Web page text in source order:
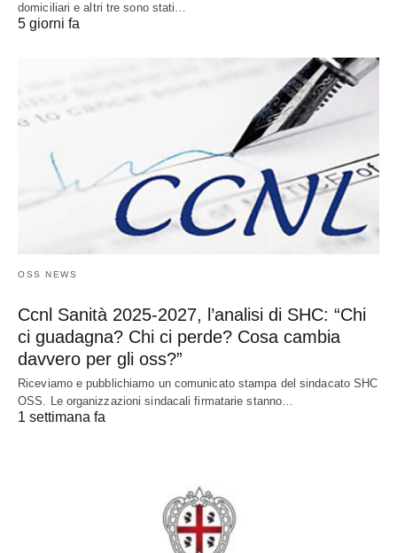
domiciliari e altri tre sono stati…
5 giorni fa
OSS NEWS
Ccnl Sanità 2025-2027, l’analisi di SHC: “Chi
ci guadagna? Chi ci perde? Cosa cambia
davvero per gli oss?”
Riceviamo e pubblichiamo un comunicato stampa del sindacato SHC
OSS. Le organizzazioni sindacali firmatarie stanno…
1 settimana fa